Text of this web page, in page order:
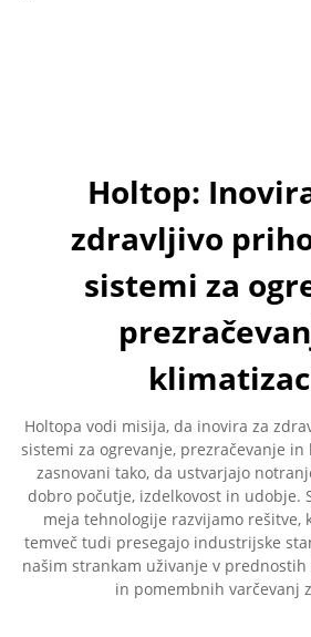
Holtop:
zdravljivo
sistemi za
Holtopa vodi misija, da inovira za
sistemi za ogrevanje, prezračevanje in
zasnovani tako, da ustvarjajo
dobro počutje, izdelkovost in udobje.
meja tehnologije razvijamo rešitve,
temveč tudi presegajo industrijske
našim strankam uživanje v prednostih
in pomembnih varčevanj